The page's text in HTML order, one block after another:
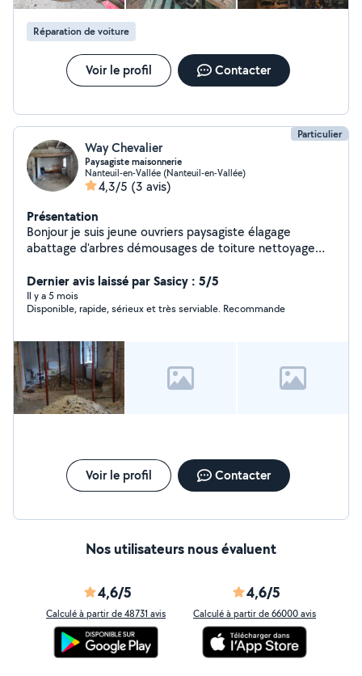
Réparation de voiture
Voir le profil Contacter
Particulier
Way Chevalier
Paysagiste maisonnerie
Nanteuil-en-Vallée (Nanteuil-en-Vallée)
4,3/5 (3 avis)
Présentation
Bonjour je suis jeune ouvriers paysagiste élagage
abattage d'arbres démousages de toiture nettoyage
maisonnerie je peux faire des tours de déchetterie
évacuation de gravats et encombrement je réponds à
toutes demandes
Dernier avis laissé par Sasicy : 5/5
Il y a 5 mois
Disponible, rapide, sérieux et très serviable. Recommande
Voir le profil Contacter
Nos utilisateurs nous évaluent
4,6/5
Calculé à partir de 48731 avis
4,6/5
Calculé à partir de 66000 avis